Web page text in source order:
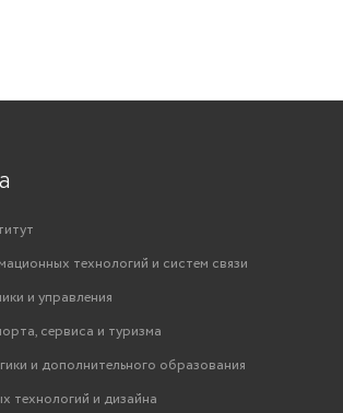
технологий и систем связи
и управления
сервиса и туризма
и дополнительного образования
технологий и дизайна